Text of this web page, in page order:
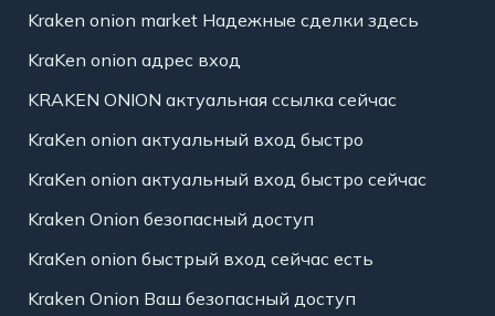
Kraken onion market Надежные сделки здесь
KraKen onion адрес вход
KRAKEN ONION актуальная ссылка сейчас
KraKen onion актуальный вход быстро
KraKen onion актуальный вход быстро сейчас
Kraken Onion безопасный доступ
KraKen onion быстрый вход сейчас есть
Kraken Onion Ваш безопасный доступ